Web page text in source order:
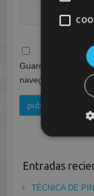
Guarda mi
navegador para la
Entradas
TÉCNICA DE